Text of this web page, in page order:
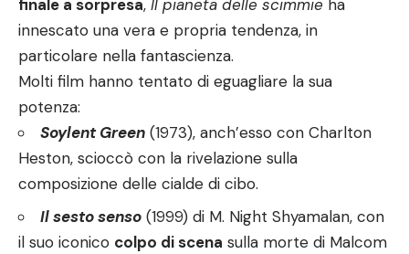
finale a sorpresa, Il pianeta delle scimmie ha
innescato una vera e propria tendenza, in
particolare nella fantascienza.
Molti film hanno tentato di eguagliare la sua
potenza:
Soylent Green (1973), anch’esso con Charlton
Heston, scioccò con la rivelazione sulla
composizione delle cialde di cibo.
Il sesto senso (1999) di M. Night Shyamalan, con
il suo iconico colpo di scena sulla morte di Malcom